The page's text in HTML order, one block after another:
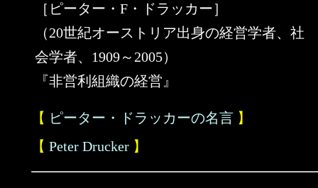
［ピーター・F・ドラッカー］
（20世紀オーストリア出身の経営学者、社
会学者、1909～2005）
『非営利組織の経営』
【 ピーター・ドラッカーの名言 】
【 Peter Drucker 】